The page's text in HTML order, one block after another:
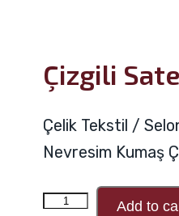
Çizgili
Çelik Tekstil /
Nevresim Kumaş
Çizgili
Add to